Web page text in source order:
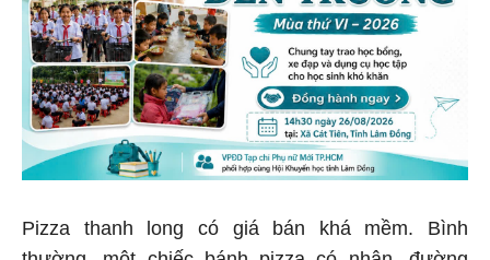
Pizza thanh long có giá bán khá mềm. Bình
thường, một chiếc bánh pizza có nhân, đường